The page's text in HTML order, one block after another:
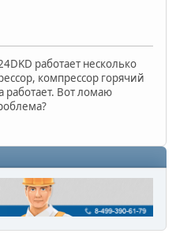
работает несколько
компрессор горячий
работает. Вот ломаю